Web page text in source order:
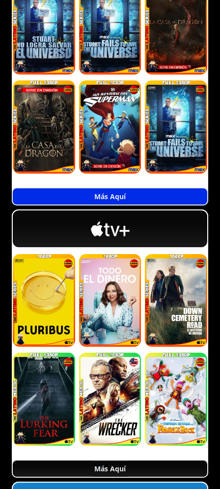
Más Aquí
Más Aquí